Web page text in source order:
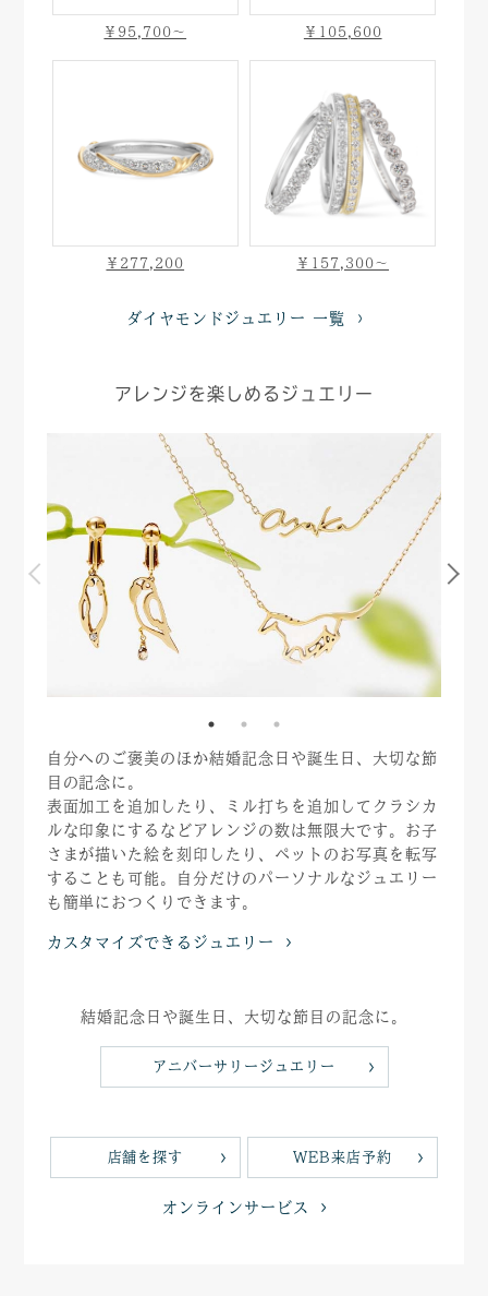
￥95,700〜 ￥105,600
￥277,200 ￥157,300〜
ダイヤモンドジュエリー 一覧
アレンジを楽しめるジュエリー
自分へのご褒美のほか結婚記念日や誕生日、大切な節
目の記念に。
表面加工を追加したり、ミル打ちを追加してクラシカ
ルな印象にするなどアレンジの数は無限大です。お子
さまが描いた絵を刻印したり、ペットのお写真を転写
することも可能。自分だけのパーソナルなジュエリー
も簡単におつくりできます。
カスタマイズできるジュエリー
結婚記念日や誕生日、大切な節目の記念に。
アニバーサリージュエリー
店舗を探す WEB来店予約
オンラインサービス